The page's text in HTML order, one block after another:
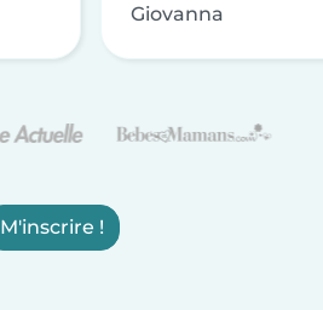
Giovanna
M'inscrire !